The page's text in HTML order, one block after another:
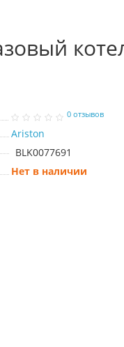
0 отзывов
Ariston
BLK0077691
Нет в наличии